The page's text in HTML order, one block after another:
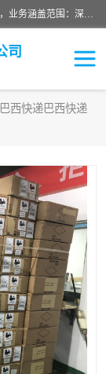
深圳市鑫飞速国际物流有限公司是一家从事深圳国际快递，业务涵盖范围：深圳DHL国际快递、深圳国际快递公司、深圳国际物流公司、深圳国际快递、深圳DHL国际快递电话可拨打全国服务热线：15019287411。欢迎各位亲来人来电到我司洽谈合作。
司
西快递巴西快递
递公司
递电话
递